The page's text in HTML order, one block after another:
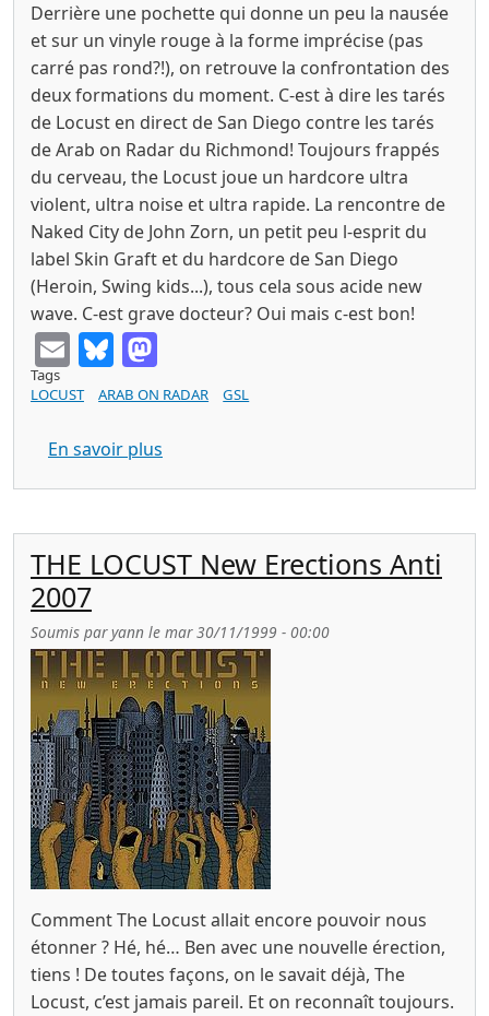
Derrière une pochette qui donne un peu la nausée
et sur un vinyle rouge à la forme imprécise (pas
carré pas rond?!), on retrouve la confrontation des
deux formations du moment. C-est à dire les tarés
de Locust en direct de San Diego contre les tarés
de Arab on Radar du Richmond! Toujours frappés
du cerveau, the Locust joue un hardcore ultra
violent, ultra noise et ultra rapide. La rencontre de
Naked City de John Zorn, un petit peu l-esprit du
label Skin Graft et du hardcore de San Diego
(Heroin, Swing kids...), tous cela sous acide new
wave. C-est grave docteur? Oui mais c-est bon!
EmailBluesky
Tags
LOCUST
ARAB ON RADAR GSL
En savoir plus
THE LOCUST New Erections Anti
2007
Soumis paryann le mar 30/11/1999 - 00:00
Comment The Locust allait encore pouvoir nous
étonner ? Hé, hé… Ben avec une nouvelle érection,
tiens ! De toutes façons, on le savait déjà, The
Locust, c’est jamais pareil. Et on reconnaît toujours.